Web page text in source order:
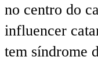
no centro do
influencer
tem síndrome